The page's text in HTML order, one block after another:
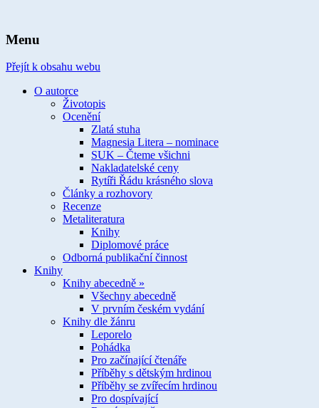
Ivona Březinová
Menu
Přejít k obsahu webu
O autorce
Životopis
Ocenění
Zlatá stuha
Magnesia Litera – nominace
SUK – Čteme všichni
Nakladatelské ceny
Rytíři Řádu krásného slova
Články a rozhovory
Recenze
Metaliteratura
Knihy
Diplomové práce
Odborná publikační činnost
Knihy
Knihy abecedně »
Všechny abecedně
V prvním českém vydání
Knihy dle žánru
Leporelo
Pohádka
Pro začínající čtenáře
Příběhy s dětským hrdinou
Příběhy se zvířecím hrdinou
Pro dospívající